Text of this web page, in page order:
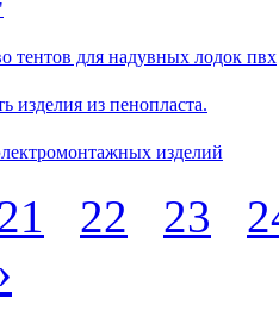
тентов для надувных лодок пвх
изделия из пенопласта.
изделий
22 23